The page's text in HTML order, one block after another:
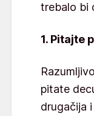
trebalo bi
1. Pitajte
pitate
drugačija